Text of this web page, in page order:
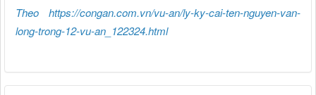
Theo https://congan.com.vn/vu-an/ly-ky-cai-ten-nguyen-van-
long-trong-12-vu-an_122324.html